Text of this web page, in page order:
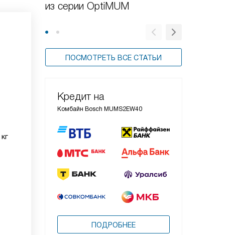
из серии OptiMUM
ПОСМОТРЕТЬ ВСЕ СТАТЬИ
Кредит на
Комбайн Bosch MUMS2EW40
ПОДРОБНЕЕ